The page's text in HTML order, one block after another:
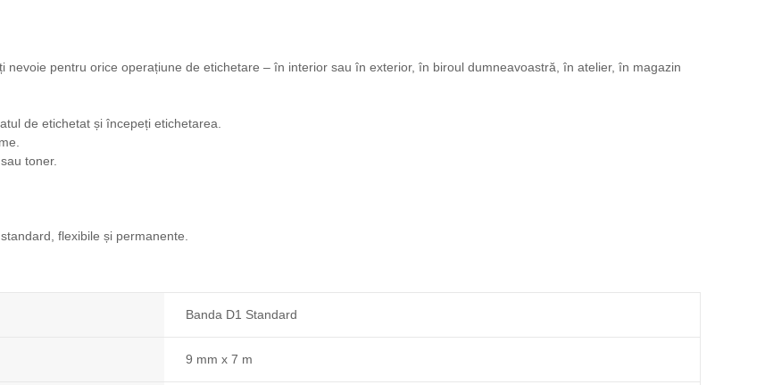
pentru orice operațiune de etichetare – în interior sau în exterior, în biroul dumneavoastră, în atelier, în magazin
de etichetat și începeți etichetarea.
toner.
flexibile și permanente.
Banda D1 Standard
9 mm x 7 m